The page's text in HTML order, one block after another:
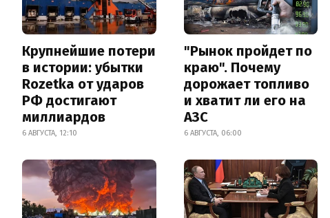
Крупнейшие потери
в истории: убытки
Rozetka от ударов
РФ достигают
миллиардов
6 АВГУСТА, 12:10
"Рынок пройдет по
краю". Почему
дорожает топливо
и хватит ли его на
АЗС
6 АВГУСТА, 06:00